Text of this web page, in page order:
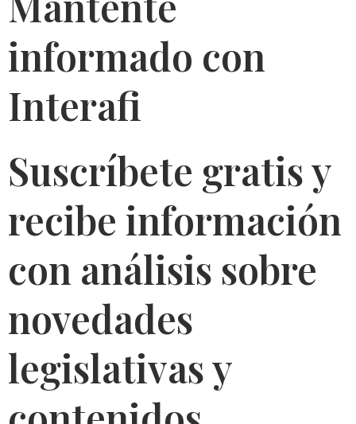
informado con
Interafi
Suscríbete gratis y
recibe información
con análisis sobre
novedades
legislativas y